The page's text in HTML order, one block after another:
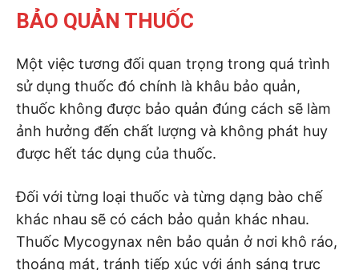
BẢO QUẢN THUỐC
Một việc tương đối quan trọng trong quá trình
sử dụng thuốc đó chính là khâu bảo quản,
thuốc không được bảo quản đúng cách sẽ làm
ảnh hưởng đến chất lượng và không phát huy
được hết tác dụng của thuốc.
Đối với từng loại thuốc và từng dạng bào chế
khác nhau sẽ có cách bảo quản khác nhau.
Thuốc Mycogynax nên bảo quản ở nơi khô ráo,
thoáng mát, tránh tiếp xúc với ánh sáng trực